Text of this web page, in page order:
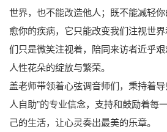
世界，也不能改造他人；既不能减轻
愈你的疾病，它只能改变我们注视世
们只是微笑注视着，陪同来访者近乎
人性花朵的绽放与繁荣。
盖老师带领着心弦调音师们，秉持着
人自助”的专业信念，支持和鼓励着每
己的生活，让心灵奏出最美的乐章。